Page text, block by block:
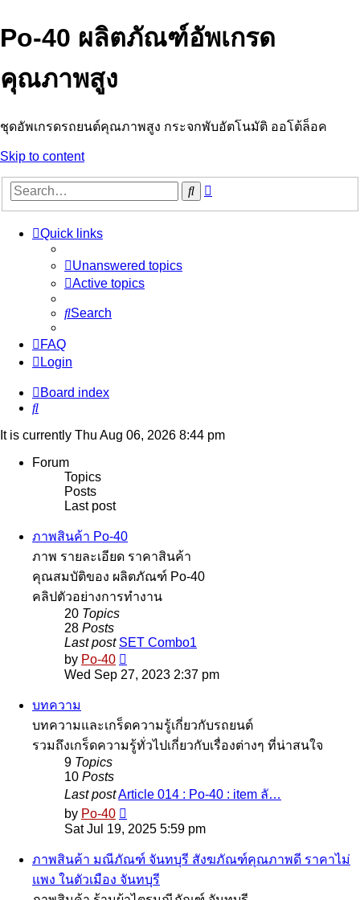
Po-40 ผลิตภัณฑ์อัพเกรด
คุณภาพสูง
ชุดอัพเกรดรถยนต์คุณภาพสูง กระจกพับอัตโนมัติ ออโต้ล็อค
Skip to content
Search
Quick links
Unanswered topics
Active topics
Search
FAQ
Login
Board index
Search
It is currently Thu Aug 06, 2026 8:44 pm
Forum
Topics
Posts
Last post
ภาพสินค้า Po-40
ภาพ รายละเอียด ราคาสินค้า
คุณสมบัติของ ผลิตภัณฑ์ Po-40
คลิปตัวอย่างการทำงาน
20 Topics
28 Posts
Last post SET Combo1
by Po-40
the
Wed Sep 27, 2023 2:37 pm
บทความ
บทความและเกร็ดความรู้เกี่ยวกับรถยนต์
รวมถึงเกร็ดความรู้ทั่วไปเกี่ยวกับเรื่องต่างๆ ที่น่าสนใจ
9 Topics
10 Posts
Last postArticle 014 : Po-40 : item ลั…
by Po-40
the
post
Sat Jul 19, 2025 5:59 pm
ภาพสินค้า มณีภัณฑ์ จันทบุรี สังฆภัณฑ์คุณภาพดี ราคาไม่
แพง ในตัวเมือง จันทบุรี